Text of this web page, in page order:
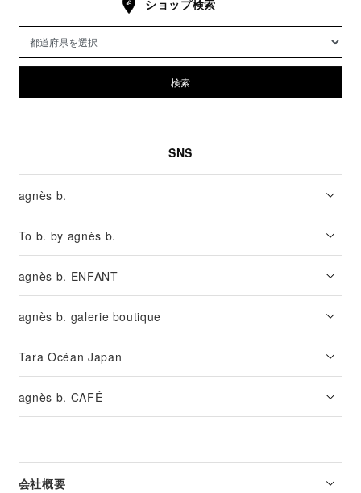
ショップ検索
検索
SNS
agnès b.
To b. by agnès b.
agnès b. ENFANT
agnès b. galerie boutique
Tara Océan Japan
agnès b. CAFÉ
会社概要